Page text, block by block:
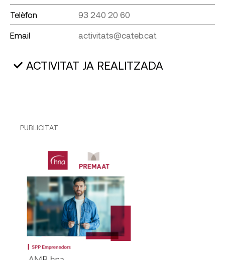
Telèfon 93 240 20 60
Email activitats@cateb.cat
ACTIVITAT JA REALITZADA
PUBLICITAT